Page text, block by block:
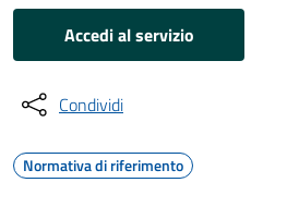
Accedi al servizio
Condividi
Normativa di riferimento